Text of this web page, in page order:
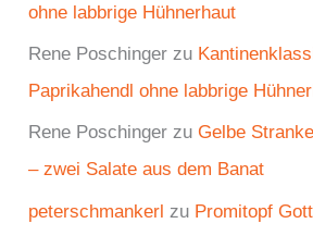
ohne labbrige Hühnerhaut
Rene Poschinger zu
Paprikahendl ohne labbrige
Rene Poschinger zuGelbe
– zwei Salate aus dem Banat
peterschmankerl zu Promitopf